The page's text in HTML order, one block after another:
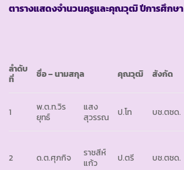
ตารางแสดงจำนวนครูและคุณวุฒิ ปีการศึกษา
ลำดับ
ที่
ชื่อ – นามสกุล คุณวุฒิ สังกัด
1
พ.ต.ท.วิร
ยุทธ์
แสง
สุวรรณ
ป.โท บช.ตชด.
2 ด.ต.ศุภกิจ
ราชสีห์
แก้ว
ป.ตรี บช.ตชด.